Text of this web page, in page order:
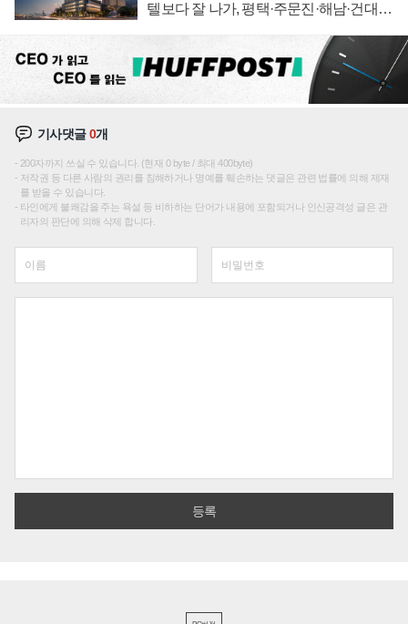
텔보다 잘 나가, 평택·주문진·해남·건대로
기사댓글0개
200자까지 쓰실 수 있습니다. (현재 0 byte / 최대 400byte)
저작권 등 다른 사람의 권리를 침해하거나 명예를 훼손하는 댓글은 관련 법률에 의해 제재
를 받을 수 있습니다.
타인에게 불쾌감을 주는 욕설 등 비하하는 단어가 내용에 포함되거나 인신공격성 글은 관
리자의 판단에 의해 삭제 합니다.